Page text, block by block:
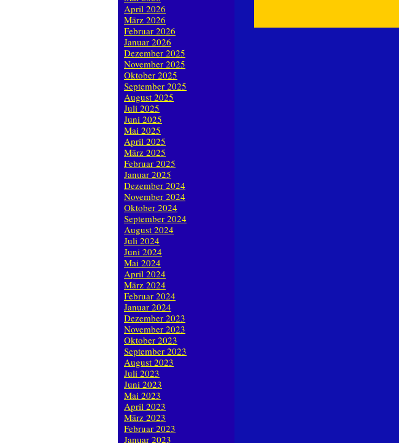
April 2026
März 2026
Februar 2026
Januar 2026
Dezember 2025
November 2025
Oktober 2025
September 2025
August 2025
Juli 2025
Juni 2025
Mai 2025
April 2025
März 2025
Februar 2025
Januar 2025
Dezember 2024
November 2024
Oktober 2024
September 2024
August 2024
Juli 2024
Juni 2024
Mai 2024
April 2024
März 2024
Februar 2024
Januar 2024
Dezember 2023
November 2023
Oktober 2023
September 2023
August 2023
Juli 2023
Juni 2023
Mai 2023
April 2023
März 2023
Februar 2023
Januar 2023